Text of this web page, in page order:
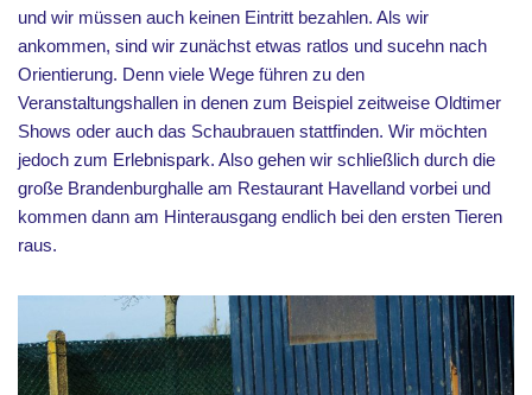
und wir müssen auch keinen Eintritt bezahlen. Als wir
ankommen, sind wir zunächst etwas ratlos und sucehn nach
Orientierung. Denn viele Wege führen zu den
Veranstaltungshallen in denen zum Beispiel zeitweise Oldtimer
Shows oder auch das Schaubrauen stattfinden. Wir möchten
jedoch zum Erlebnispark. Also gehen wir schließlich durch die
große Brandenburghalle am Restaurant Havelland vorbei und
kommen dann am Hinterausgang endlich bei den ersten Tieren
raus.